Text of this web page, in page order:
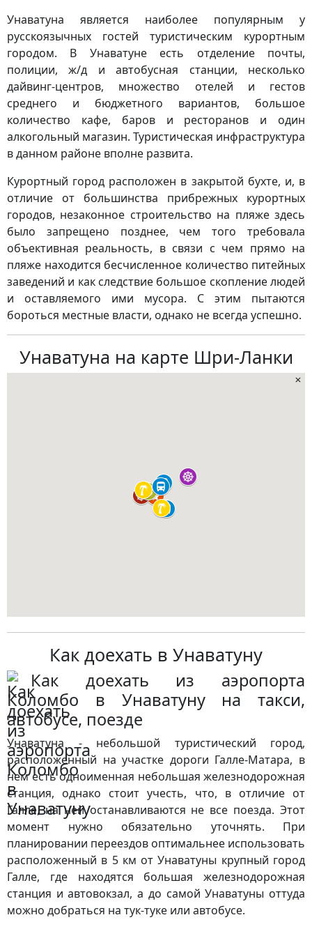
Унаватуна является наиболее популярным у
русскоязычных гостей туристическим курортным
городом. В Унаватуне есть отделение почты,
полиции, ж/д и автобусная станции, несколько
дайвинг-центров, множество отелей и гестов
среднего и бюджетного вариантов, большое
количество кафе, баров и ресторанов и один
алкогольный магазин. Туристическая инфраструктура
в данном районе вполне развита.
Курортный город расположен в закрытой бухте, и, в
отличие от большинства прибрежных курортных
городов, незаконное строительство на пляже здесь
было запрещено позднее, чем того требовала
объективная реальность, в связи с чем прямо на
пляже находится бесчисленное количество питейных
заведений и как следствие большое скопление людей
и оставляемого ими мусора. С этим пытаются
бороться местные власти, однако не всегда успешно.
Унаватуна на карте Шри-Ланки
Как доехать в Унаватуну
Как доехать из аэропорта
Коломбо в Унаватуну на такси,
автобусе, поезде
Унаватуна - небольшой туристический город,
расположенный на участке дороги Галле-Матара, в
нем есть одноименная небольшая железнодорожная
станция, однако стоит учесть, что, в отличие от
Галле, на ней останавливаются не все поезда. Этот
момент нужно обязательно уточнять. При
планировании переездов оптимальнее использовать
расположенный в 5 км от Унаватуны крупный город
Галле, где находятся большая железнодорожная
станция и автовокзал, а до самой Унаватуны оттуда
можно добраться на тук-туке или автобусе.